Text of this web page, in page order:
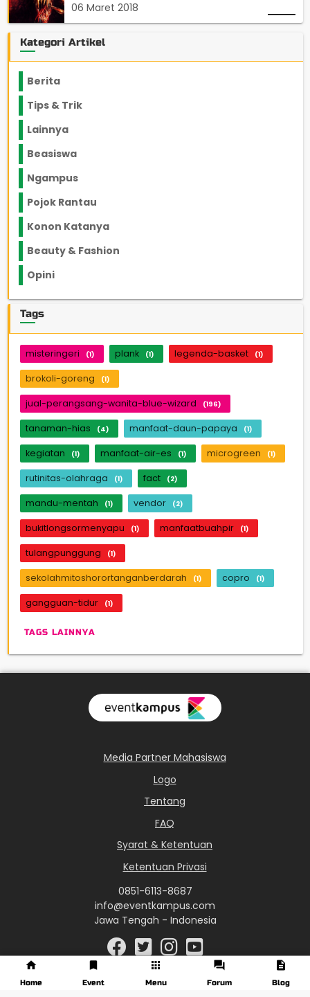
06 Maret 2018
Kategori Artikel
Berita
Tips & Trik
Lainnya
Beasiswa
Ngampus
Pojok Rantau
Konon Katanya
Beauty & Fashion
Opini
Tags
misteringeri (1) plank (1) legenda-basket (1)
brokoli-goreng (1)
jual-perangsang-wanita-blue-wizard (196)
tanaman-hias (4) manfaat-daun-papaya (1)
kegiatan (1) manfaat-air-es (1) microgreen (1)
rutinitas-olahraga (1) fact (2)
mandu-mentah (1) vendor (2)
bukitlongsormenyapu (1) manfaatbuahpir (1)
tulangpunggung (1)
sekolahmitoshorortanganberdarah (1) copro (1)
gangguan-tidur (1)
TAGS LAINNYA
Media Partner Mahasiswa
Logo
Tentang
FAQ
Syarat & Ketentuan
Ketentuan Privasi
0851-6113-8687
info@eventkampus.com
Jawa Tengah - Indonesia
Home Event Menu Forum Blog